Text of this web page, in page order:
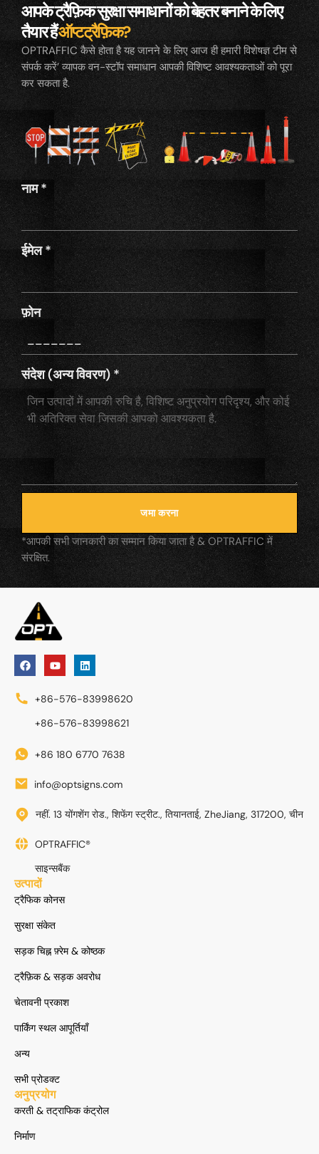
आपके ट्रैफ़िक सुरक्षा समाधानों को बेहतर बनाने के लिए
तैयार हैंऑप्टट्रैफ़िक?
OPTRAFFIC कैसे होता है यह जानने के लिए आज ही हमारी विशेषज्ञ टीम से
संपर्क करें’ व्यापक वन-स्टॉप समाधान आपकी विशिष्ट आवश्यकताओं को पूरा
कर सकता है.
नाम *
ईमेल *
फ़ोन
संदेश (अन्य विवरण) *
जमा करना
*आपकी सभी जानकारी का सम्मान किया जाता है & OPTRAFFIC में
संरक्षित.
+86-576-83998620
+86-576-83998621
+86 180 6770 7638
info@optsigns.com
नहीं. 13 योंगशेंग रोड., शिफेंग स्ट्रीट., तियानताई, ZheJiang, 317200, चीन
OPTRAFFIC®
साइन्सबैंक
उत्पादों
ट्रैफिक कोनस
सुरक्षा संकेत
सड़क चिह्न फ़्रेम & कोष्ठक
ट्रैफ़िक & सड़क अवरोध
चेतावनी प्रकाश
पार्किंग स्थल आपूर्तियाँ
अन्य
सभी प्रोडक्ट
अनुप्रयोग
करती & तट्राफिक कंट्रोल
निर्माण